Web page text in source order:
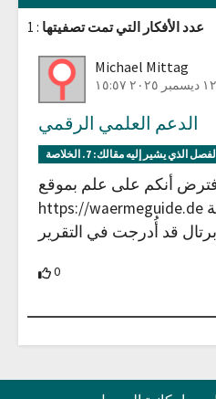
عدد الأفكار التي تمت تصفيتها : 1
Michael Mittag
الدعم العلمي الرقمي
الذي يشير إليه مقالك:7. الخلاصة
أنكم على علم بموقع
https://waermeguide.de وأن النتائج المتعلقة
0